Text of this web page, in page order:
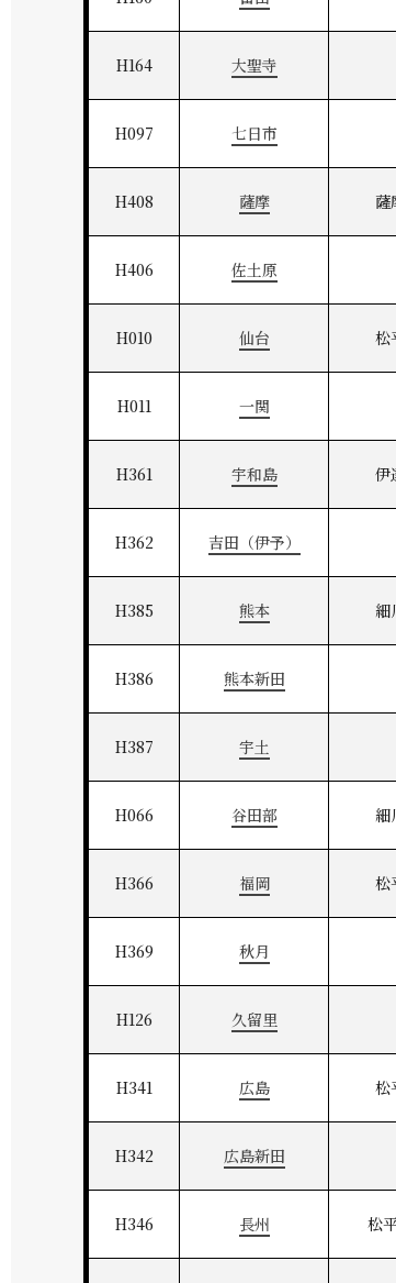
H164 大聖寺
H097 七日市
H408 薩摩 薩
H406 佐土原
H010 仙台 松
H011 一関
H361 宇和島 伊
H362 吉田（伊予）
H385 熊本 細
H386 熊本新田
H387 宇土
H066 谷田部 細
H366 福岡 松
H369 秋月
H126 久留里
H341 広島 松
H342 広島新田
H346 長州 松